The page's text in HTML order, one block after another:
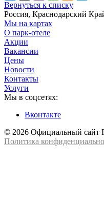
Вернуться к списку
Россия, Краснодарский
Мы на картах
О парк-отеле
Акции
Вакансии
Цены
Новости
Контакты
Услуги
Мы в соцсетях:
Вконтакте
© 2026 Официальный сайт
Политика